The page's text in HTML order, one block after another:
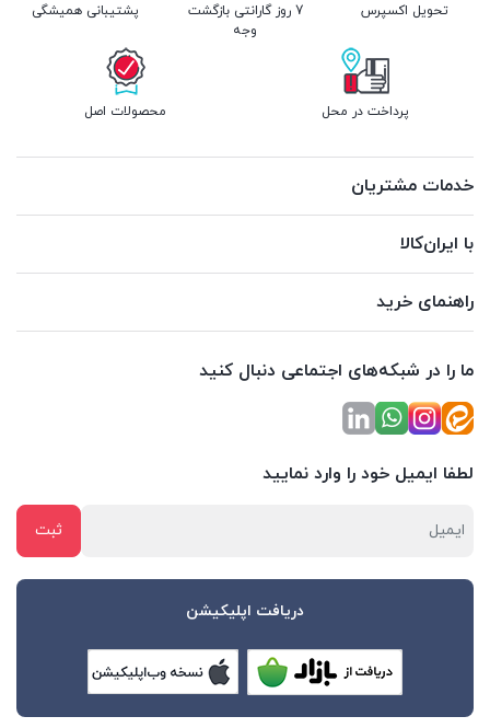
تحویل اکسپرس
7 روز گارانتی بازگشت
وجه
پشتیبانی همیشگی
پرداخت در محل محصولات اصل
خدمات مشتریان
با ایران‌کالا
راهنمای خرید
ما را در شبکه‌های اجتماعی دنبال کنید
لطفا ایمیل خود را وارد نمایید
دریافت اپلیکیشن